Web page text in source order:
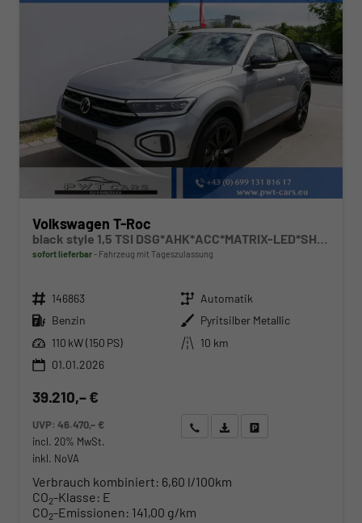
Volkswagen T-Roc
black style 1,5 TSI DSG*AHK*ACC*MATRIX-LED*SHZ*PDC*KAMERA*TEMPOMAT*19-ZOLL
sofort lieferbar Fahrzeug mit Tageszulassung
Fahrzeugnr. 146863 Getriebe Automatik
Kraftstoff Benzin Außenfarbe Pyritsilber Metallic
Leistung 110 kW (150 PS) Kilometerstand
10 km
01.01.2026
39.210,– €
UVP:46.470,– €
incl. 20% MwSt.
inkl. NoVA
Wir rufen Sie anAngebot drucken (PDF)
Verbrauch kombiniert: 6,60 l/100km
CO2-Klasse: E
CO2-Emissionen: 141,00 g/km